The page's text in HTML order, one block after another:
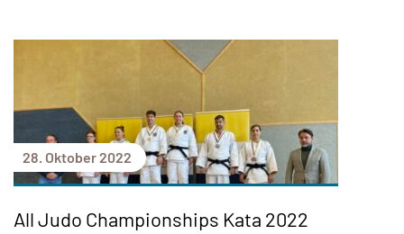
28. Oktober 2022
All Judo Championships Kata 2022